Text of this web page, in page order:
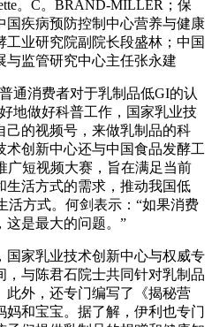
。C。BRAND-MILLER；保
国疾病预防控制中心营养与健康
工业研究院副院长段盛林；中国
与监管研究中心主任张永建
消费者对于乳制品低GI的认
地做好科普工作，国家乳业技
己的视频号，来做乳制品的科
创新中心还与中国食品发酵工
广短视频大赛，旨在满足当前
生活方式的需求，推动我国低
活方式。何剑表示：“如果消费
这是最大的问题。”
家乳业技术创新中心与权威专
与陈君石院士共同针对乳制品
此外，还专门编写了《揭秘营
和宝宝。据了解，伊利也专门